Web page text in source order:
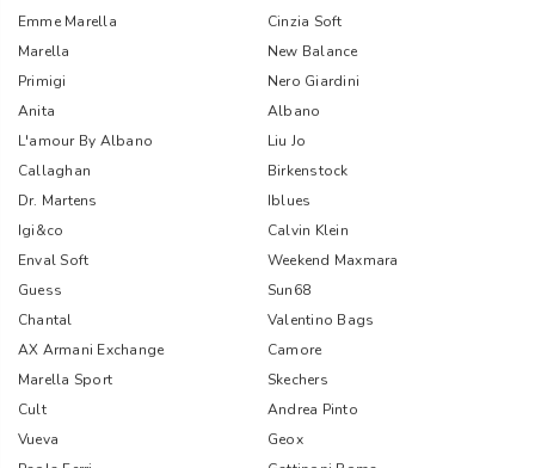
Emme Marella
Cinzia Soft
Marella
New Balance
Primigi
Nero Giardini
Anita
Albano
L'amour By Albano
Liu Jo
Callaghan
Birkenstock
Dr. Martens
Iblues
Igi&co
Calvin Klein
Enval Soft
Weekend Maxmara
Guess
Sun68
Chantal
Valentino Bags
AX Armani Exchange
Camore
Marella Sport
Skechers
Cult
Andrea Pinto
Vueva
Geox